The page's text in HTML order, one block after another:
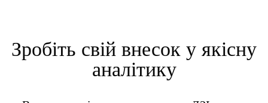
Зробіть свій внесок у якісну
аналітику